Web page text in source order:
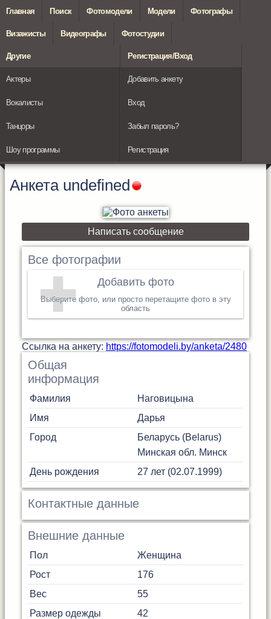
Главная Поиск Фотомодели Модели Фотографы
Визажисты Видеографы Фотостудии
Другие
Актеры
Вокалисты
Танцоры
Шоу программы
Регистрация/Вход
Добавить анкету
Вход
Забыл пароль?
Регистрация
Анкета undefined
Написать сообщение
Все фотографии
Добавить фото
Выберите фото, или просто перетащите фото в эту
область
Cсылка на анкету: https://fotomodeli.by/anketa/2480
Общая
информация
Фамилия
Наговицына
Имя
Дарья
Город
Беларусь (Belarus)
Минская обл. Минск
День рождения
27 лет (02.07.1999)
Контактные данные
Внешние данные
Пол
Женщина
Рост
176
Вес
55
Размер одежды
42